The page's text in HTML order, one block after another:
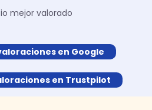
mejor valorado
en Google
en Trustpilot